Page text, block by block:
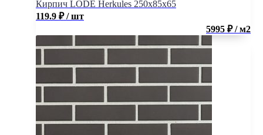
Кирпич LODE Herkules 250x85x65
119.9 ₽ / шт
5995 ₽ / м2